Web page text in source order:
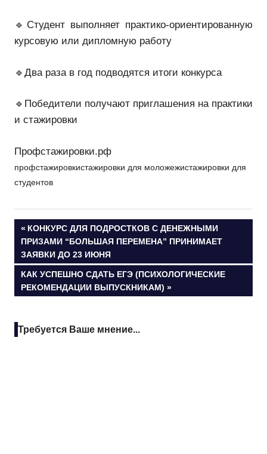
🔹Студент выполняет практико-ориентированную
курсовую или дипломную работу
🔹Два раза в год подводятся итоги конкурса
🔹Победители получают приглашения на практики
и стажировки
Профстажировки.рф
профстажировкистажировки для моложежистажировки для
студентов
Навигация
по
записям
ПРЕДЫДУЩАЯ
ЗАПИСЬ:
КОНКУРС ДЛЯ ПОДРОСТКОВ С ДЕНЕЖНЫМИ
ПРИЗАМИ “БОЛЬШАЯ ПЕРЕМЕНА” ПРИНИМАЕТ
ЗАЯВКИ ДО 23 ИЮНЯ
СЛЕДУЮЩАЯ
ЗАПИСЬ:
КАК УСПЕШНО СДАТЬ ЕГЭ (ПСИХОЛОГИЧЕСКИЕ
РЕКОМЕНДАЦИИ ВЫПУСКНИКАМ)
Требуется Ваше мнение...